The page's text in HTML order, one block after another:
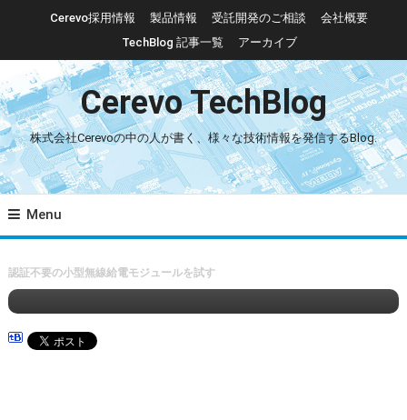
Skip To Content
Cerevo採用情報 製品情報 受託開発のご相談
会社概要
TechBlog 記事一覧
アーカイブ
Cerevo TechBlog
株式会社Cerevoの中の人が書く、様々な技術情報を発信するBlog.
Menu
認証不要の小型無線給電モジュールを試す
認証不要の小型無線給電モジュールを試す